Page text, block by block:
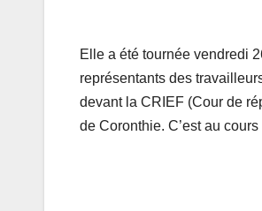
Elle a été tournée vendredi
représentants des
devant la CRIEF (Cour de
de Coronthie. C’est au